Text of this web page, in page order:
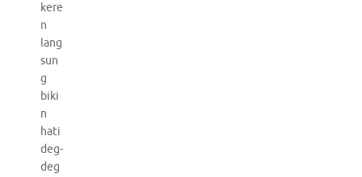
kere
n
lang
sun
g
biki
n
hati
deg-
deg